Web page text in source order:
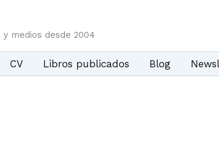
medios desde 2004
CV Libros publicados Blog